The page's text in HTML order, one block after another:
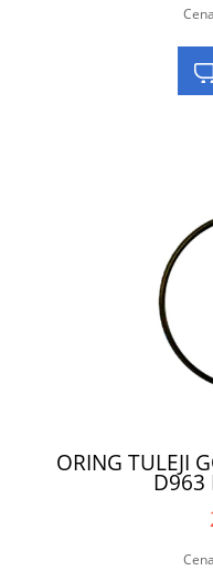
ORING TULEJI
D963